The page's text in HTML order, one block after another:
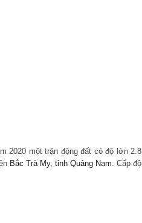
2020 một trận động đất có độ lớn 2.8
Bắc Trà My, tỉnh Quảng Nam . Cấp độ